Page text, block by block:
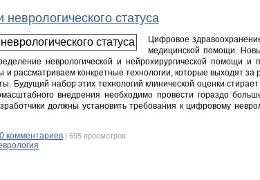
статуса
Цифровое
медицинской помощи.
неврологической и нейрохирургической помощи и
рассматриваем конкретные технологии, которые выходят
Будущий набор этих технологий клинической оценки
внедрения необходимо провести гораздо
должны установить требования к цифровому
0 комментариев | 695 просмотров